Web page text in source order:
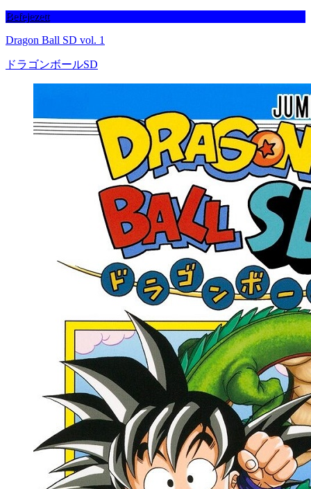
Befejezett
Dragon Ball SD vol. 1
ドラゴンボールSD